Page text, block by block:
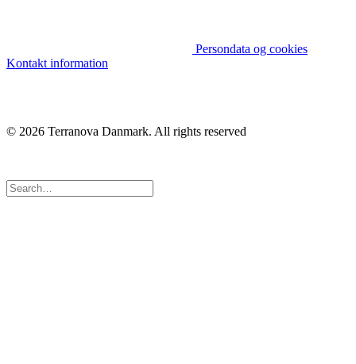
Persondata og cookies
Kontakt information
© 2026 Terranova Danmark. All rights reserved